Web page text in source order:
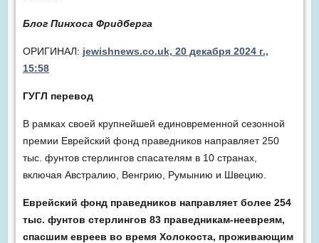
Блог Пинхоса Фридберга
ОРИГИНАЛ: jewishnews.co.uk, 20 декабря 2024 г.,
15:58
ГУГЛ перевод
В рамках своей крупнейшей единовременной сезонной
премии Еврейский фонд праведников направляет 250
тыс. фунтов стерлингов спасателям в 10 странах,
включая Австралию, Венгрию, Румынию и Швецию.
Еврейский фонд праведников направляет более 254
тыс. фунтов стерлингов 83 праведникам-неевреям,
спасшим евреев во время Холокоста, проживающим